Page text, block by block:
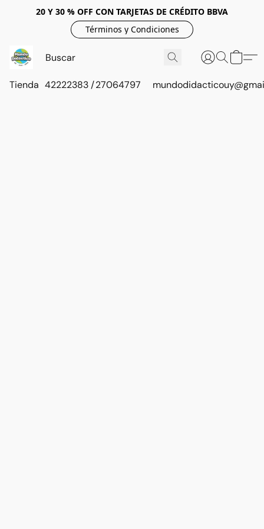
20 Y 30 % OFF CON TARJETAS DE CRÉDITO BBVA
Términos y Condiciones
Tienda 42222383 / 27064797